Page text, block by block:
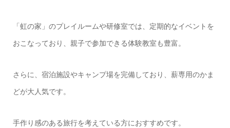
「虹の家」のプレイルームや研修室では、定期的なイベントを
おこなっており、親子で参加できる体験教室も豊富。
さらに、宿泊施設やキャンプ場を完備しており、薪専用のかま
どが大人気です。
手作り感のある旅行を考えている方におすすめです。